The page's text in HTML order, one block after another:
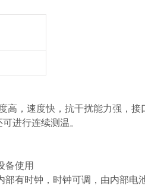
高，速度快，抗干扰能力强，接
进行连续测温。
备使用
有时钟，时钟可调，由内部电